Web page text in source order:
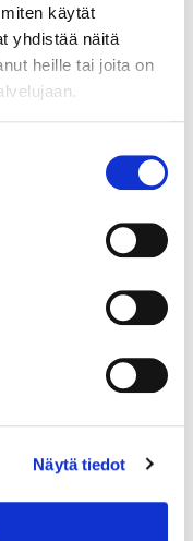
käytät
yhdistää näitä
heille tai joita on
Näytä tiedot
toimintaan
uusien
joita ei
on tarve
Tarve voi olla
mikäli
(esim.